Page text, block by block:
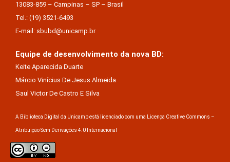
13083-859 – Campinas – SP – Brasil
Tel.: (19) 3521-6493
E-mail: sbubd@unicamp.br
Equipe de desenvolvimento da nova BD:
Keite Aparecida Duarte
Márcio Vinícius De Jesus Almeida
Saul Victor De Castro E Silva
A Biblioteca Digital da Unicamp está licenciado com uma Licença Creative Commons –
Atribuição Sem Derivações 4.0 Internacional